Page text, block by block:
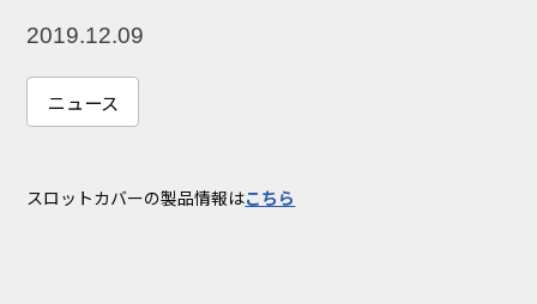
2019.12.09
ニュース
スロットカバーの製品情報はこちら